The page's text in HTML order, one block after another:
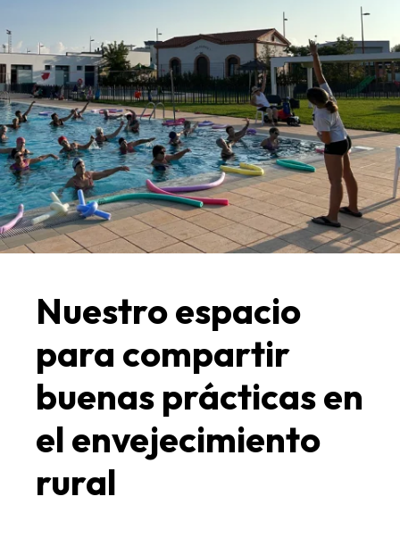
Nuestro espacio
para compartir
buenas prácticas en
el envejecimiento
rural